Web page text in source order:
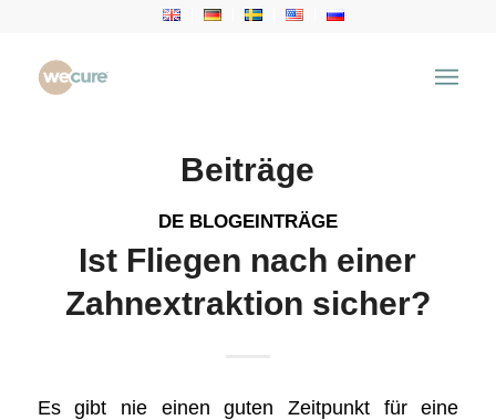
Beiträge
DE BLOGEINTRÄGE
Ist Fliegen nach einer
Zahnextraktion sicher?
Es gibt nie einen guten Zeitpunkt für eine